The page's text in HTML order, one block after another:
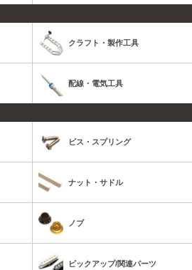
クラフト・製作工具
配線・電気工具
ビス・スプリング
ナット・サドル
ノブ
ピックアップ/関連パーツ